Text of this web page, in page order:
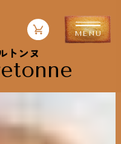
トンヌ